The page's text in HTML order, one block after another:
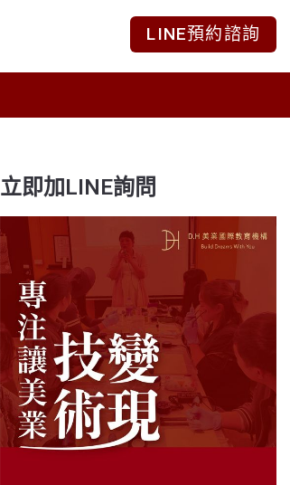
LINE預約諮詢
立即加LINE詢問